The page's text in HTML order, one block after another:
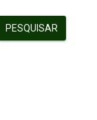
PESQUISAR